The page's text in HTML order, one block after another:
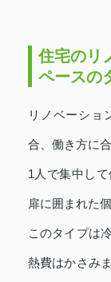
住宅のリ
ペースの
リノベーショ
合、働き方に
1人で集中し
扉に囲まれた
このタイプは
熱費はかさみ